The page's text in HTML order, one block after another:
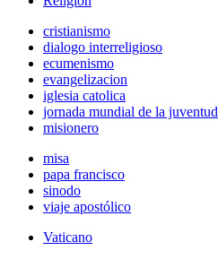
cristianismo
dialogo interreligioso
ecumenismo
evangelizacion
iglesia catolica
jornada mundial de la juventud
misionero
misa
papa francisco
sinodo
viaje apostólico
Vaticano